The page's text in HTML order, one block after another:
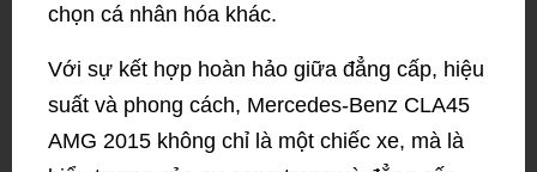
chọn cá nhân hóa khác.
Với sự kết hợp hoàn hảo giữa đẳng cấp, hiệu
suất và phong cách, Mercedes-Benz CLA45
AMG 2015 không chỉ là một chiếc xe, mà là